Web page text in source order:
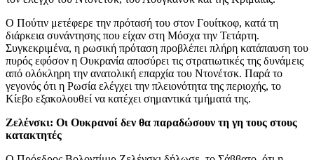
Ο Πούτιν μετέφερε την πρότασή του στον Γουίτκοφ, κατά τη
διάρκεια συνάντησης που είχαν στη Μόσχα την Τετάρτη.
Συγκεκριμένα, η ρωσική πρόταση προβλέπει πλήρη κατάπαυση του
πυρός εφόσον η Ουκρανία αποσύρει τις στρατιωτικές της δυνάμεις
από ολόκληρη την ανατολική επαρχία του Ντονέτσκ. Παρά το
γεγονός ότι η Ρωσία ελέγχει την πλειονότητα της περιοχής, το
Κίεβο εξακολουθεί να κατέχει σημαντικά τμήματά της.
Ζελένσκι: Οι Ουκρανοί δεν θα παραδώσουν τη γη τους στους
κατακτητές